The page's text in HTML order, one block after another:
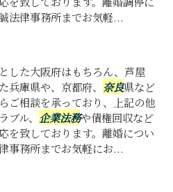
法律事務所までお気軽...
した大阪府はもちろん、芦屋
兵庫県や、京都府、 奈良県など
ご相談を承っており、上記の他
ル、 企業法務や債権回収など
を致しております。離婚につい
事務所までお気軽にお...